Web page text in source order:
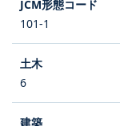
101-1
6